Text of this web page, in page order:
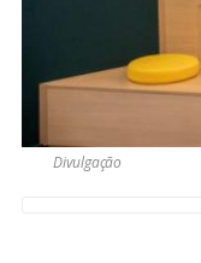
Divulgação